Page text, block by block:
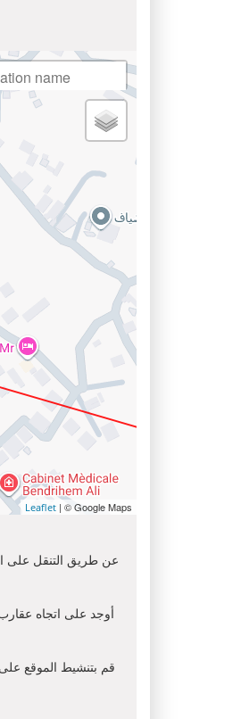
Leaflet | © Google Maps
عن طريق التنقل على
قم بتنشيط الموقع